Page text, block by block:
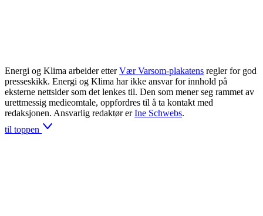
Energi og Klima arbeider etter Vær Varsom-plakatens regler for god
presseskikk. Energi og Klima har ikke ansvar for innhold på
eksterne nettsider som det lenkes til. Den som mener seg rammet av
urettmessig medieomtale, oppfordres til å ta kontakt med
redaksjonen. Ansvarlig redaktør er Ine Schwebs.
til toppen